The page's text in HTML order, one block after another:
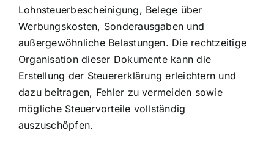
Lohnsteuerbescheinigung, Belege über
Werbungskosten, Sonderausgaben und
außergewöhnliche Belastungen. Die rechtzeitige
Organisation dieser Dokumente kann die
Erstellung der Steuererklärung erleichtern und
dazu beitragen, Fehler zu vermeiden sowie
mögliche Steuervorteile vollständig
auszuschöpfen.